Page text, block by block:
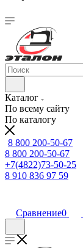
Каталог
По всему сайту
По каталогу
8 800 200-50-67
8 800 200-50-67
+7(4822)73-50-25
8 910 836 97 59
Сравнение0